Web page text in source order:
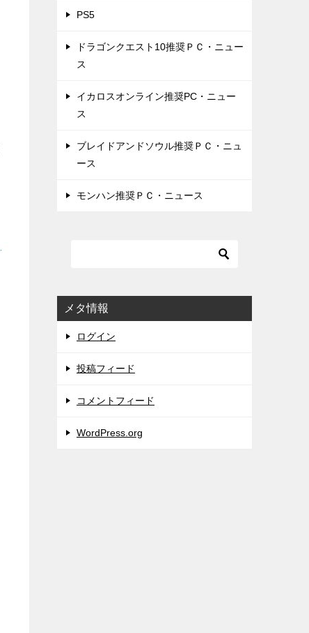
PS5
ドラゴンクエスト10推奨ＰＣ・ニュー
ス
イカロスオンライン推奨PC・ニュー
ス
ブレイドアンドソウル推奨ＰＣ・ニュ
ース
モンハン推奨ＰＣ・ニュース
メタ情報
ログイン
投稿フィード
コメントフィード
WordPress.org